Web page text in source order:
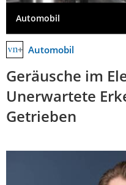
Automobil
Automobil
Geräusche im
Unerwartete
Getrieben